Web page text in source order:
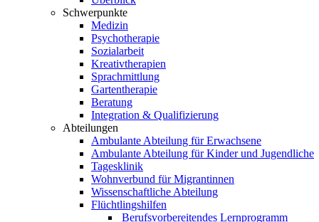
Schwerpunkte
Medizin
Psychotherapie
Sozialarbeit
Kreativtherapien
Sprachmittlung
Gartentherapie
Beratung
Integration & Qualifizierung
Abteilungen
Ambulante Abteilung für Erwachsene
Ambulante Abteilung für Kinder und Jugendliche
Tagesklinik
Wohnverbund für Migrantinnen
Wissenschaftliche Abteilung
Flüchtlingshilfen
Berufsvorbereitendes Lernprogramm